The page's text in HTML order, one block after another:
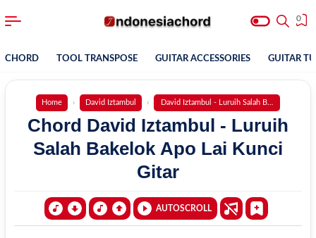
0
CHORD TOOL TRANSPOSE GUITAR ACCESSORIES GUITAR
Home David Iztambul David Iztambul - Luruih Salah Bakelok Apo
Chord David Iztambul - Luruih
Salah Bakelok Apo Lai Kunci
Gitar
AUTOSCROLL